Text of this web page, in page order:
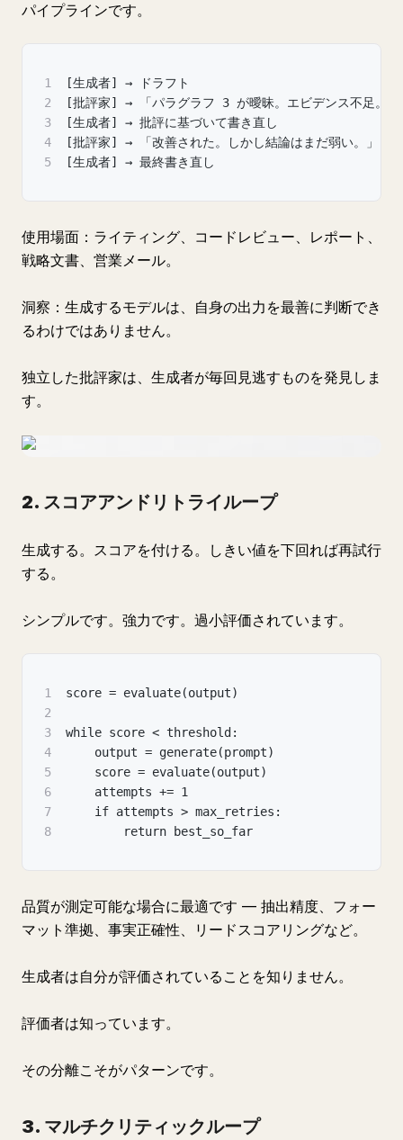
パイプラインです。
1
[生成者] → ドラフト
2
[批評家] → 「パラグラフ 3 が曖昧。エビデンス不足。ト
3
[生成者] → 批評に基づいて書き直し
4
[批評家] → 「改善された。しかし結論はまだ弱い。」
5
[生成者] → 最終書き直し
使用場面：ライティング、コードレビュー、レポート、
戦略文書、営業メール。
洞察：生成するモデルは、自身の出力を最善に判断でき
るわけではありません。
独立した批評家は、生成者が毎回見逃すものを発見しま
す。
2. スコアアンドリトライループ
生成する。スコアを付ける。しきい値を下回れば再試行
する。
シンプルです。強力です。過小評価されています。
1
score = evaluate(output)
2
3
while score < threshold:
4
    output = generate(prompt)
5
    score = evaluate(output)
6
    attempts += 1
7
    if attempts > max_retries:
8
        return best_so_far
品質が測定可能な場合に最適です — 抽出精度、フォー
マット準拠、事実正確性、リードスコアリングなど。
生成者は自分が評価されていることを知りません。
評価者は知っています。
その分離こそがパターンです。
3. マルチクリティックループ